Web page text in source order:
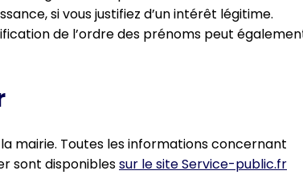
si vous justifiez d’un intérêt légitime.
de l’ordre des prénoms peut
mairie. Toutes les informations concernant
sont disponiblessur le site Service-public.fr